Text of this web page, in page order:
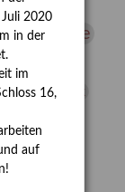
Exlibris
Fotografie
Müller
Grafik
Heldinnen
Juli 2020
in der
im
16,
auf